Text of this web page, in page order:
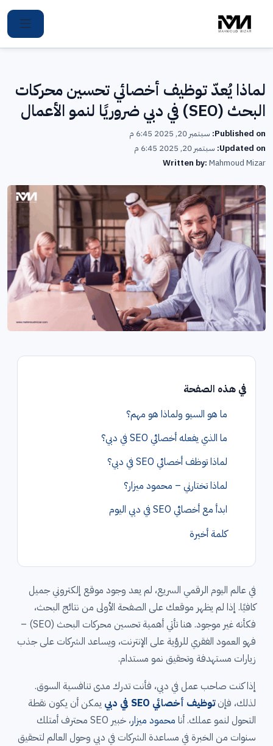
لماذا يُعدّ توظيف أخصائي تحسين محركات
البحث (SEO) في دبي ضروريًا لنمو الأعمال
Published on: سبتمبر 20, 2025 6:45 م
Updated on: سبتمبر 20, 2025 6:45 م
Written by:Mahmoud Mizar
في هذه الصفحة
ما هو السيو ولماذا هو مهم؟
ما الذي يفعله أخصائي SEO في دبي؟
لماذا توظف أخصائي SEO في دبي؟
لماذا تختارني – محمود ميزار؟
ابدأ مع أخصائي SEO في دبي اليوم
كلمة أخيرة
في عالم اليوم الرقمي السريع، لم يعد وجود موقع إلكتروني جميل
كافيًا. إذا لم يظهر موقعك على الصفحة الأولى من نتائج البحث،
فكأنه غير موجود. هنا تأتي أهمية تحسين محركات البحث (SEO) –
فهو العمود الفقري للرؤية على الإنترنت، ويساعد الشركات على جذب
زيارات مستهدفة وتحقيق نمو مستدام.
إذا كنت صاحب عمل في دبي، فأنت تدرك مدى تنافسية السوق.
لذلك، فإنتوظيف أخصائي SEO في دبي
يمكن أن يكون نقطة
التحول لنمو عملك. أنا محمود ميزار
، خبير SEO محترف أمتلك
سنوات من الخبرة في مساعدة الشركات في دبي وحول العالم لتحقيق